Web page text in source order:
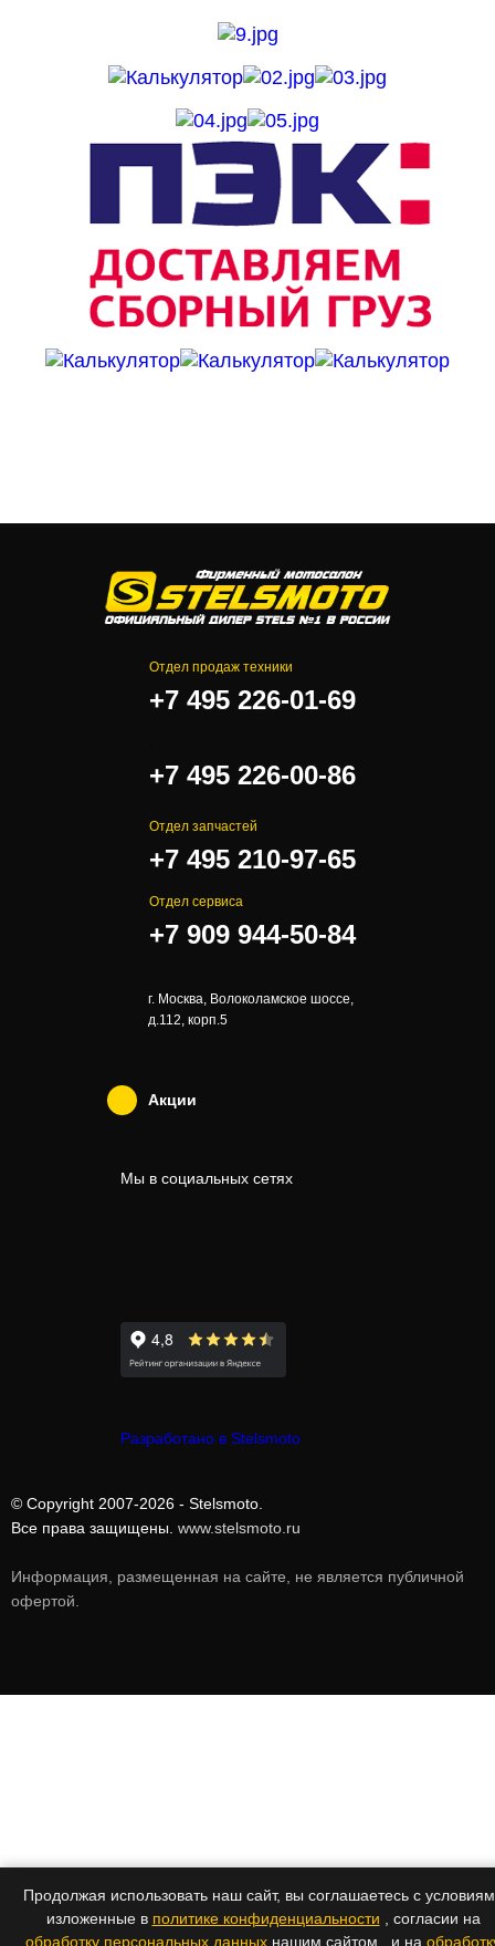
Отдел продаж техники
+7 495 226-01-69
+7 495 226-00-86
Отдел запчастей
+7 495 210-97-65
Отдел сервиса
+7 909 944-50-84
г. Москва, Волоколамское шоссе,
д.112, корп.5
Акции
Мы в социальных сетях
Разработано в Stelsmoto
© Copyright 2007-2026 - Stelsmoto.
Все права защищены. www.stelsmoto.ru
Информация, размещенная на сайте, не является публичной
офертой
Продолжая использовать наш сайт, вы соглашаетесь с
изложенные в политике конфиденциальности , согласии на
обработку персональных данных нашим сайтом , и на